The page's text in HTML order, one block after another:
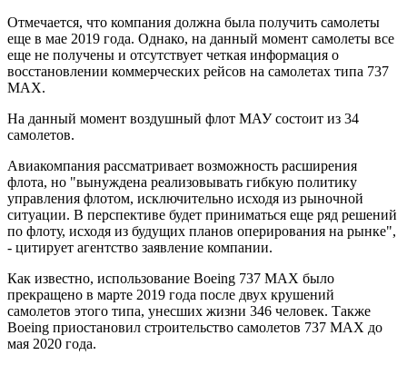
Отмечается, что компания должна была получить самолеты
еще в мае 2019 года. Однако, на данный момент самолеты все
еще не получены и отсутствует четкая информация о
восстановлении коммерческих рейсов на самолетах типа 737
MAX.
На данный момент воздушный флот МАУ состоит из 34
самолетов.
Авиакомпания рассматривает возможность расширения
флота, но "вынуждена реализовывать гибкую политику
управления флотом, исключительно исходя из рыночной
ситуации. В перспективе будет приниматься еще ряд решений
по флоту, исходя из будущих планов оперирования на рынке",
- цитирует агентство заявление компании.
Как известно, использование Boeing 737 MAX было
прекращено в марте 2019 года после двух крушений
самолетов этого типа, унесших жизни 346 человек. Также
Boeing приостановил строительство самолетов 737 MAX до
мая 2020 года.